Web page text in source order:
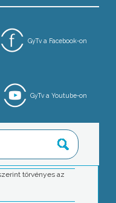
GyTv a Facebook-on
GyTv a Youtube-on
törvényes az